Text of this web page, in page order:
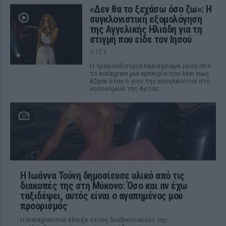
«Δεν θα το ξεχάσω όσο ζω»: Η
συγκλονιστική εξομολόγηση
της Αγγελικής Ηλιάδη για τη
στιγμή που είδε τον Ιησού
ΧΤΕΣ
Η τραγουδίστρια περιέγραψε μέσα από
το Instagram μια εμπειρία που λέει πως
έζησε όταν ο γιος της νοσηλευόταν στο
νοσοκομείο της Αρτας.
Η Ιωάννα Τούνη δημοσίευσε υλικό από τις
διακοπές της στη Μύκονο: Όσο και αν έχω
ταξιδέψει, αυτός είναι ο αγαπημένος μου
προορισμός
Η Instagrammer έδειξε στους διαδικτυακούς της